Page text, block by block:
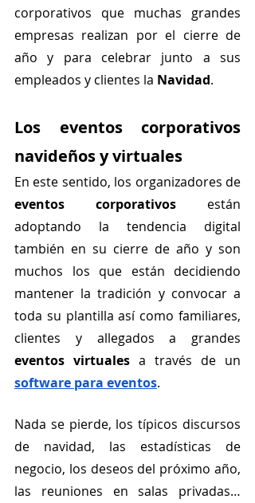
corporativos que muchas grandes
empresas realizan por el cierre de
año y para celebrar junto a sus
empleados y clientes la Navidad.
Los eventos corporativos
navideños y virtuales
eventos corporativos están
adoptando la tendencia digital
también en su cierre de año y son
muchos los que están decidiendo
mantener la tradición y convocar a
toda su plantilla así como familiares,
eventos virtuales
software para eventos.
Nada se pierde, los típicos discursos
de navidad, las estadísticas de
negocio, los deseos del próximo año,
las reuniones en salas privadas…